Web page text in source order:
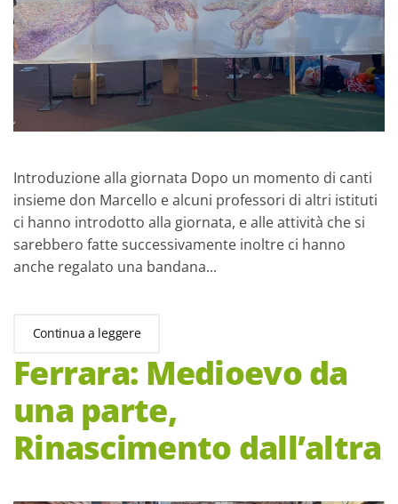
Introduzione alla giornata Dopo un momento di canti
insieme don Marcello e alcuni professori di altri istituti
ci hanno introdotto alla giornata, e alle attività che si
sarebbero fatte successivamente inoltre ci hanno
anche regalato una bandana...
Continua a leggere
Ferrara: Medioevo da
una parte,
Rinascimento dall’altra